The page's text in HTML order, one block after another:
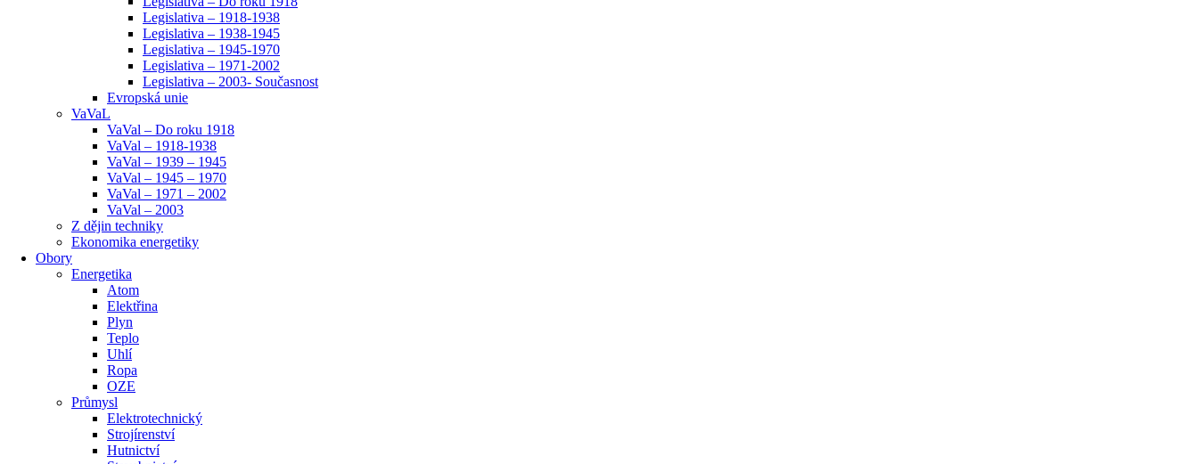
Legislativa – 1918-1938
Legislativa – 1938-1945
Legislativa – 1945-1970
Legislativa – 1971-2002
Legislativa – 2003- Současnost
Evropská unie
VaVaL
VaVal – Do roku 1918
VaVal – 1918-1938
VaVal – 1939 – 1945
VaVal – 1945 – 1970
VaVal – 1971 – 2002
VaVal – 2003
Z dějin techniky
Ekonomika energetiky
Obory
Energetika
Atom
Elektřina
Plyn
Teplo
Uhlí
Ropa
OZE
Průmysl
Elektrotechnický
Strojírenství
Hutnictví